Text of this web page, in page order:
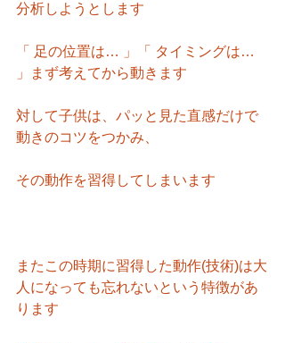
分析しようとします
「 足の位置は… 」「 タイミングは…
」まず考えてから動きます
対して子供は、パッと見た直感だけで
動きのコツをつかみ、
その動作を習得してしまいます
またこの時期に習得した動作(技術)は大
人になっても忘れないという特徴があ
ります